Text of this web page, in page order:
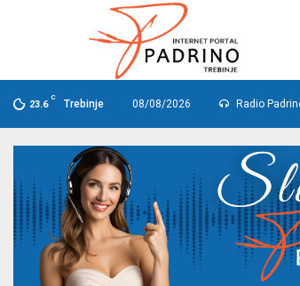
23.6
C
Trebinje 08/08/2026 Radio